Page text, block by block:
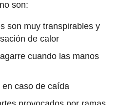
son:
son muy transpirables y
de calor
cuando las manos
caso de caída